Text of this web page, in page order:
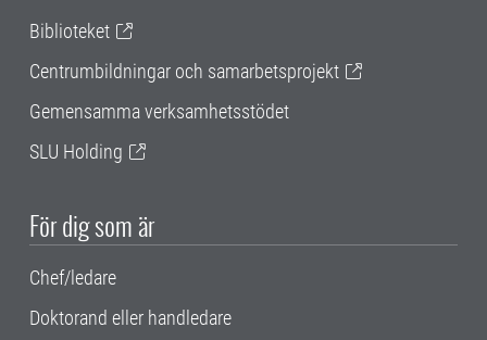
Biblioteket
Centrumbildningar och samarbetsprojekt
Gemensamma verksamhetsstödet
SLU Holding
För dig som är
Chef/ledare
Doktorand eller handledare